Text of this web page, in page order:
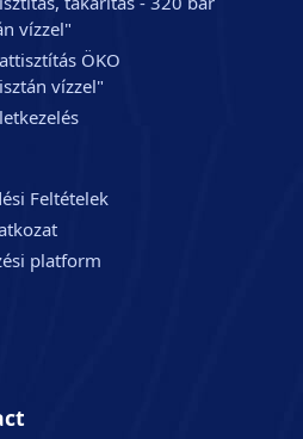
vízzel"
ÖKO
vízzel"
Feltételek
platform